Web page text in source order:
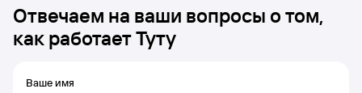
Отвечаем на ваши вопросы о том,
как работает Туту
Ваше имя